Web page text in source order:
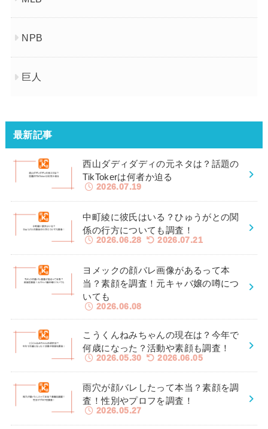
NPB
巨人
最新記事
西山ダディダディの元ネタは？話題の
TikTokerは何者か迫る
2026.07.19
中町綾に彼氏はいる？ひゅうがとの関
係の行方についても調査！
2026.06.28 2026.07.21
ヨメックの顔バレ画像があるって本
当？素顔を調査！元キャバ嬢の噂につ
いても
2026.06.08
こうくんねみちゃんの現在は？今年で
何歳になった？活動や素顔も調査！
2026.05.30 2026.06.05
雨穴が顔バレしたって本当？素顔を調
査！性別やプロフを調査！
2026.05.27